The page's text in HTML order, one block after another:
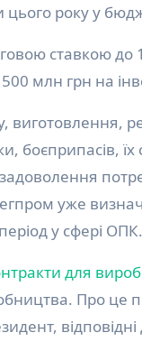
року у
ставкою до
млн грн на
боєприпасів,
уже
у сфері ОПК.
для
Про це